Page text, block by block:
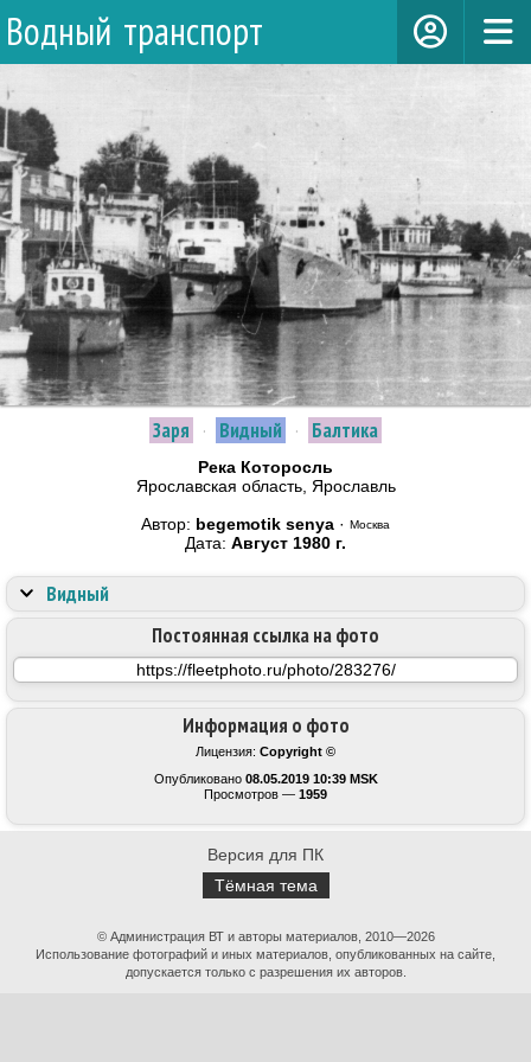
Водный транспорт
Заря · Видный · Балтика
Река Которосль
Ярославская область, Ярославль
Автор: begemotik senya · Москва
Дата: Август 1980 г.
Информация о фото
Лицензия: Copyright ©
Опубликовано 08.05.2019 10:39 MSK
Просмотров — 1959
Постоянная ссылка на фото
Видный
Версия для ПК
Тёмная тема
© Администрация ВТ и авторы материалов, 2010—2026
Использование фотографий и иных материалов, опубликованных на сайте,
допускается только с разрешения их авторов.